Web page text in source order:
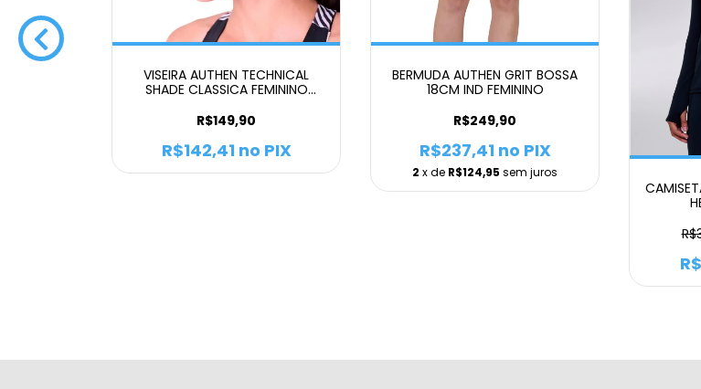
VISEIRA AUTHEN TECHNICAL
SHADE CLASSICA FEMININO
R$149,90
R$142,41no PIX
BERMUDA AUTHEN GRIT BOSSA
18CM IND FEMININO
R$249,90
2 x de R$124,95 sem juros
R$237,41no PIX